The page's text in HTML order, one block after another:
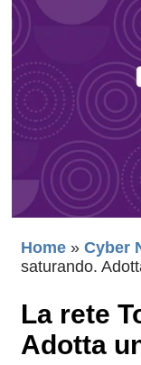
Home » Cyber
saturando.
La rete
Adotta